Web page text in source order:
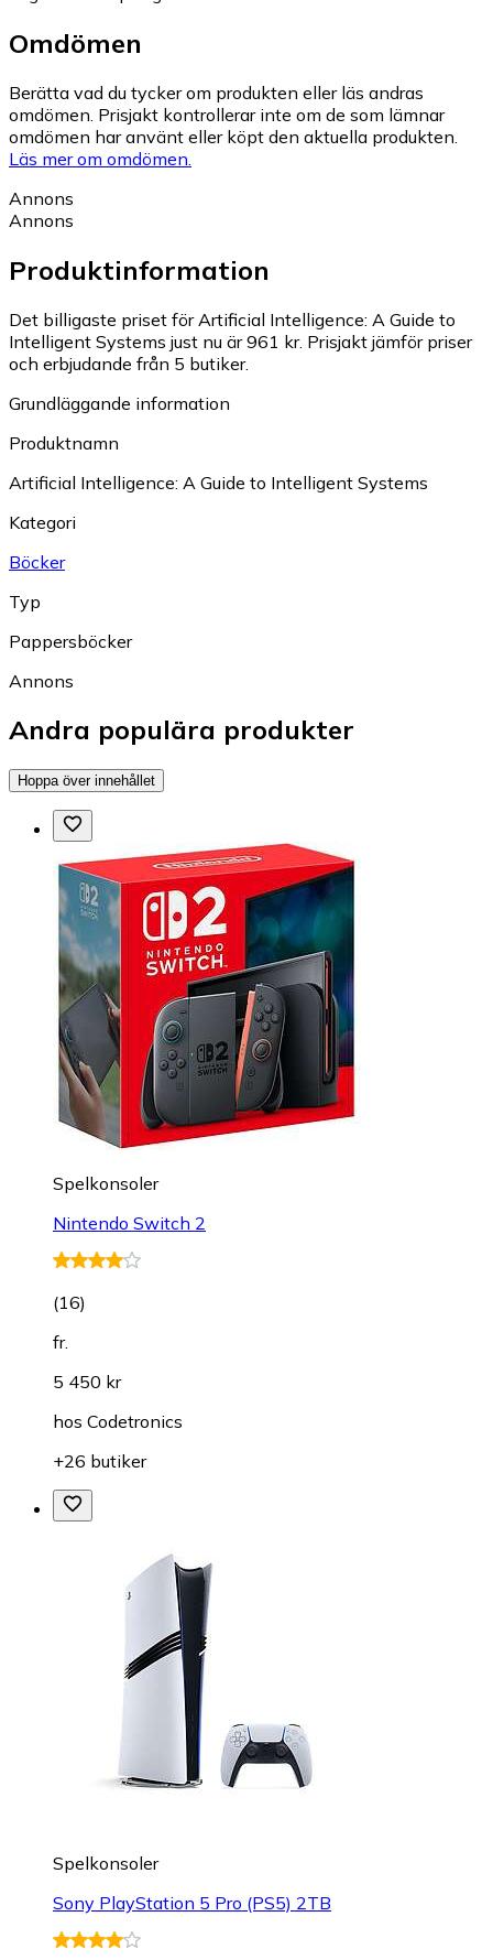
Omdömen
Berätta vad du tycker om produkten eller läs andras
omdömen. Prisjakt kontrollerar inte om de som lämnar
omdömen har använt eller köpt den aktuella produkten.
Läs mer om omdömen.
Annons
Annons
Produktinformation
Det billigaste priset för Artificial Intelligence: A Guide to
Intelligent Systems just nu är 961 kr. Prisjakt jämför priser
och erbjudande från 5 butiker.
Grundläggande information
Produktnamn
Artificial Intelligence: A Guide to Intelligent Systems
Kategori
Böcker
Typ
Pappersböcker
Annons
Andra populära produkter
Hoppa över innehållet
Spelkonsoler
Nintendo Switch 2
(16)
fr.
5 450 kr
hos Codetronics
+26 butiker
Spelkonsoler
Sony PlayStation 5 Pro (PS5) 2TB